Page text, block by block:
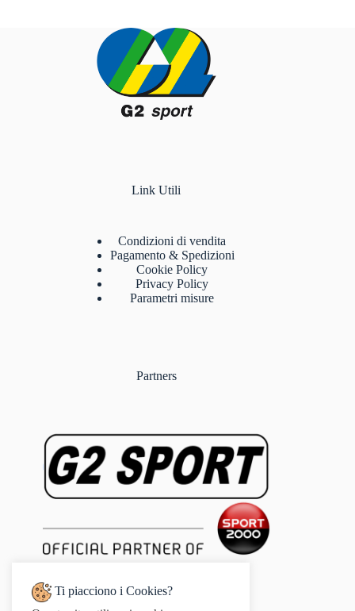
Link Utili
Condizioni di vendita
Pagamento & Spedizioni
Cookie Policy
Privacy Policy
Parametri misure
Partners
Ti piacciono i Cookies?